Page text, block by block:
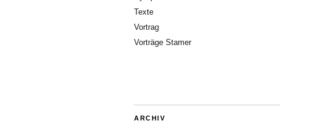
Texte
Vortrag
Vorträge Stamer
ARCHIV